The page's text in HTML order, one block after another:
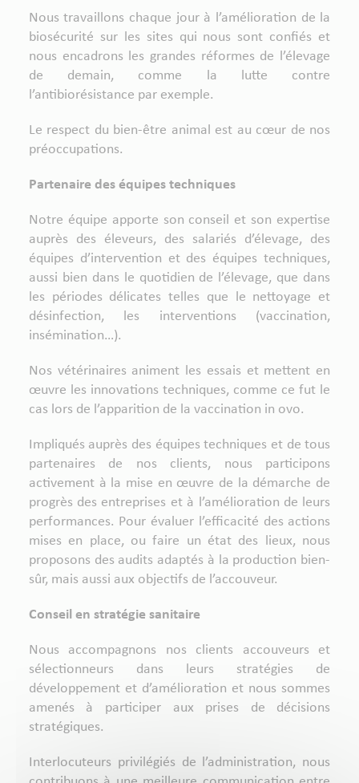
Nous travaillons chaque jour à l’amélioration de la
biosécurité sur les sites qui nous sont confiés et
nous encadrons les grandes réformes de l’élevage
de demain, comme la lutte contre
l’antibiorésistance par exemple.
Le respect du bien-être animal est au cœur de nos
préoccupations.
Partenaire des équipes techniques
Notre équipe apporte son conseil et son expertise
auprès des éleveurs, des salariés d’élevage, des
équipes d’intervention et des équipes techniques,
aussi bien dans le quotidien de l’élevage, que dans
les périodes délicates telles que le nettoyage et
désinfection, les interventions (vaccination,
insémination…).
Nos vétérinaires animent les essais et mettent en
œuvre les innovations techniques, comme ce fut le
cas lors de l’apparition de la vaccination in ovo.
Impliqués auprès des équipes techniques et de tous
partenaires de nos clients, nous participons
activement à la mise en œuvre de la démarche de
progrès des entreprises et à l’amélioration de leurs
performances. Pour évaluer l’efficacité des actions
mises en place, ou faire un état des lieux, nous
proposons des audits adaptés à la production bien-
sûr, mais aussi aux objectifs de l’accouveur.
Conseil en stratégie sanitaire
Nous accompagnons nos clients accouveurs et
sélectionneurs dans leurs stratégies de
développement et d’amélioration et nous sommes
amenés à participer aux prises de décisions
stratégiques.
Interlocuteurs privilégiés de l’administration, nous